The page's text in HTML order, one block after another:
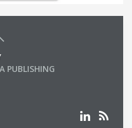
PUBLISHING